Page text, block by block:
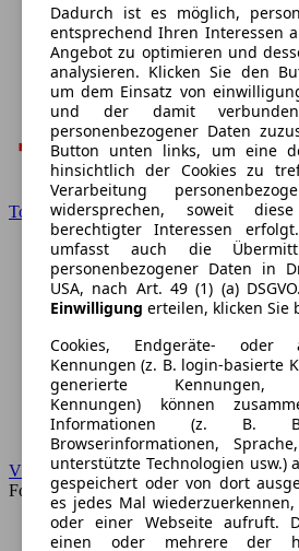
Toyota
VW
Forum
Dadurch ist es möglich,
entsprechend Ihren Interessen
Angebot zu optimieren und
analysieren. Klicken Sie den
um dem Einsatz von
und der damit
personenbezogener Daten
Button unten links, um eine
hinsichtlich der Cookies zu
Verarbeitung
widersprechen, soweit
berechtigter Interessen
umfasst auch die
personenbezogener Daten in
USA, nach Art. 49 (1) (a)
Einwilligung erteilen, klicken Sie
Cookies, Endgeräte- oder
Kennungen (z. B. login-basierte
generierte Kennungen,
Kennungen) können
Informationen (z. B.
Browserinformationen,
unterstützte Technologien usw.)
gespeichert oder von dort
es jedes Mal
oder einer Webseite aufruft.
einen oder mehrere der